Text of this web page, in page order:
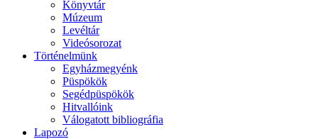
Könyvtár
Múzeum
Levéltár
Videósorozat
Történelmünk
Egyházmegyénk
Püspökök
Segédpüspökök
Hitvallóink
Válogatott bibliográfia
Lapozó